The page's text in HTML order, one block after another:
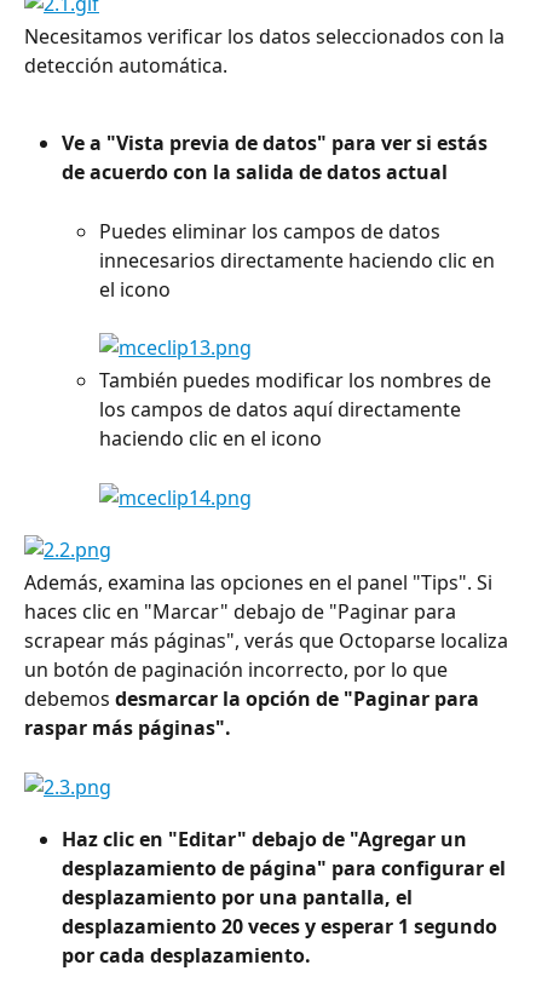
Necesitamos verificar los datos seleccionados con la
detección automática.
Ve a "Vista previa de datos" para ver si estás
de acuerdo con la salida de datos actual
Puedes eliminar los campos de datos
innecesarios directamente haciendo clic en
el icono
También puedes modificar los nombres de
los campos de datos aquí directamente
haciendo clic en el icono
Además, examina las opciones en el panel "Tips". Si
haces clic en "Marcar" debajo de "Paginar para
scrapear más páginas", verás que Octoparse localiza
un botón de paginación incorrecto, por lo que
debemos desmarcar la opción de "Paginar para
raspar más páginas".
Haz clic en "Editar" debajo de "Agregar un
desplazamiento de página" para configurar el
desplazamiento por una pantalla, el
desplazamiento 20 veces y esperar 1 segundo
por cada desplazamiento.